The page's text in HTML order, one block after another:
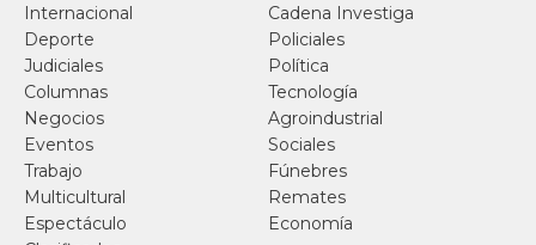
Internacional
Cadena Investiga
Deporte
Policiales
Judiciales
Política
Columnas
Tecnología
Negocios
Agroindustrial
Eventos
Sociales
Trabajo
Fúnebres
Multicultural
Remates
Espectáculo
Economía